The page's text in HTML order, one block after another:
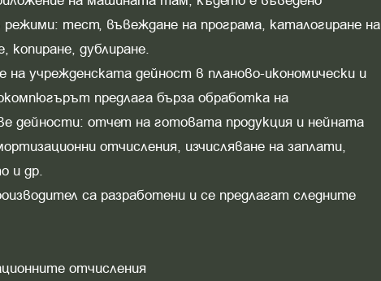
тест, въвеждане на програма, каталогиране на
копиране, дублиране.
учрежденската дейност в планово-икономически и
предлага бърза обработка на
дейности: отчет на готовата продукция и нейната
отчисления, изчисляване на заплати,
и др.
са разработени и се предлагат следните
отчисления